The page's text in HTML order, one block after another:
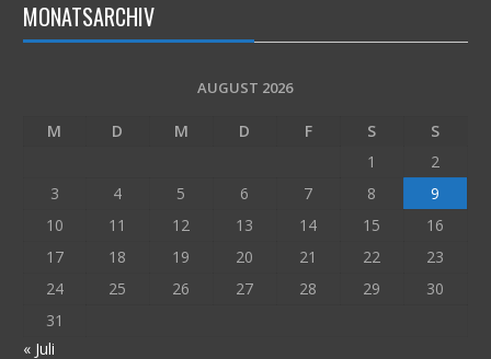
MONATSARCHIV
AUGUST 2026
M D M D F S
S
1
2
3
4 5 6 7 8
9
10
11 12 13 14 15
16
17
18 19 20 21 22
23
24
25 26 27 28 29
30
31
« Juli